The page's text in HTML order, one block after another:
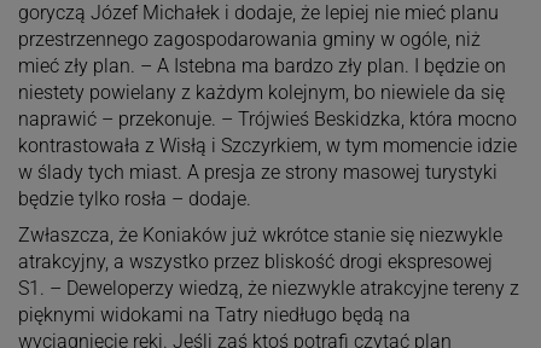
goryczą Józef Michałek i dodaje, że lepiej nie mieć planu
przestrzennego zagospodarowania gminy w ogóle, niż
mieć zły plan. – A Istebna ma bardzo zły plan. I będzie on
niestety powielany z każdym kolejnym, bo niewiele da się
naprawić – przekonuje. – Trójwieś Beskidzka, która mocno
kontrastowała z Wisłą i Szczyrkiem, w tym momencie idzie
w ślady tych miast. A presja ze strony masowej turystyki
będzie tylko rosła – dodaje.
Zwłaszcza, że Koniaków już wkrótce stanie się niezwykle
atrakcyjny, a wszystko przez bliskość drogi ekspresowej
S1. – Deweloperzy wiedzą, że niezwykle atrakcyjne tereny z
pięknymi widokami na Tatry niedługo będą na
wyciągnięcie ręki. Jeśli zaś ktoś potrafi czytać plan